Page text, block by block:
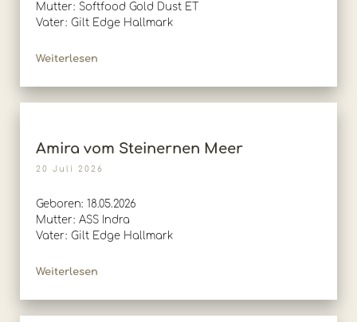
Mutter: Softfood Gold Dust ET
Vater: Gilt Edge Hallmark
Weiterlesen
Amira vom Steinernen Meer
20 Juli 2026
Geboren: 18.05.2026
Mutter: ASS Indra
Vater: Gilt Edge Hallmark
Weiterlesen